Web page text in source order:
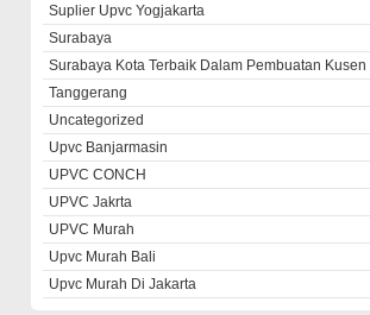
Suplier Upvc Yogjakarta
Surabaya
Surabaya Kota Terbaik Dalam Pembuatan Kusen
Tanggerang
Uncategorized
Upvc Banjarmasin
UPVC CONCH
UPVC Jakrta
UPVC Murah
Upvc Murah Bali
Upvc Murah Di Jakarta